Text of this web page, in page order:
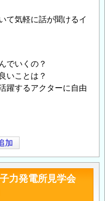
て気軽に話が聞けるイ
でいくの？
いことは？
躍するアクターに自由
加
力発電所見学会